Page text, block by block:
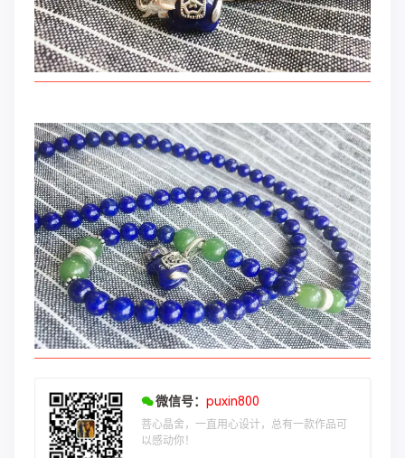
微信号： puxin800
菩心晶舍，一直用心设计，总有一款作品可
以感动你！